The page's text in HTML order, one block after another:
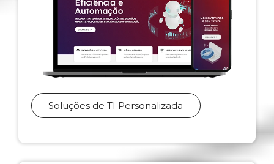
Soluções de TI Personalizada